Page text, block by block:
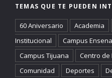
TEMAS QUE TE PUEDEN
60 Aniversario Academia
Institucional
Campus
Campus Tijuana
Centro de
Comunidad
Deportes